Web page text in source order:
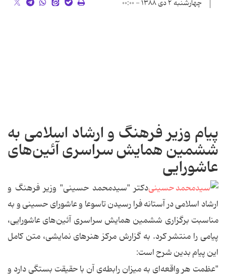
چهارشنبه ۲ دی ۱۳۸۸ - ۰۰:۰۰
پیام وزیر فرهنگ و ارشاد اسلامی به
ششمین همایش سراسری آئین‌های
عاشورایی
دکتر "سیدمحمد حسینی" وزیر فرهنگ و
ارشاد اسلامی در آستانه فرا رسیدن تاسوعا و عاشورای حسینی و به
مناسبت برگزاری ششمین همایش سراسری آئین‌های عاشورایی،
پیامی را منتشر کرد. به گزارش مرکز هنرهای نمایشی، متن کامل
این پیام بدین شرح است:
"عظمت هر واقعه‌ای به میزان رابطه‌ی آن با حقیقت بستگی دارد و